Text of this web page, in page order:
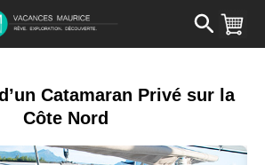
Catamaran Privé sur la
Côte Nord